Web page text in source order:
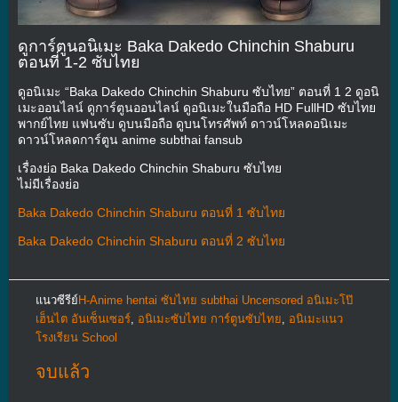
ดูการ์ตูนอนิเมะ Baka Dakedo Chinchin Shaburu
ตอนที่ 1-2 ซับไทย
ดูอนิเมะ “Baka Dakedo Chinchin Shaburu ซับไทย” ตอนที่ 1 2 ดูอนิ
เมะออนไลน์ ดูการ์ตูนออนไลน์ ดูอนิเมะในมือถือ HD FullHD ซับไทย
พากย์ไทย แฟนซับ ดูบนมือถือ ดูบนโทรศัพท์ ดาวน์โหลดอนิเมะ
ดาวน์โหลดการ์ตูน anime subthai fansub
เรื่องย่อ Baka Dakedo Chinchin Shaburu ซับไทย
ไม่มีเรื่องย่อ
Baka Dakedo Chinchin Shaburu ตอนที่ 1 ซับไทย
Baka Dakedo Chinchin Shaburu ตอนที่ 2 ซับไทย
แนวซีรีย์H-Anime hentai ซับไทย subthai Uncensored อนิเมะโป๊
เฮ็นไต อันเซ็นเซอร์, อนิเมะซับไทย การ์ตูนซับไทย
อนิเมะแนว
โรงเรียน School
จบแล้ว